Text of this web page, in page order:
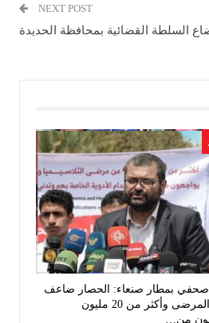
NEXT POST
السلطة القضائية بمحافظة الحديدة
صحفي بمطار صنعاء: الحصار ضاعف
معاناة المرضى وأكثر من 20 مليون
من…